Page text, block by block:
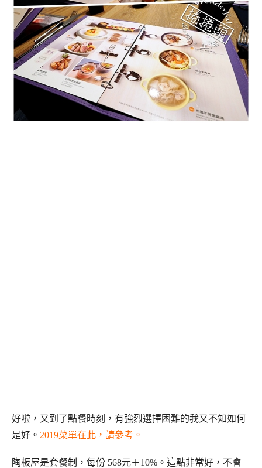
好啦，又到了點餐時刻，有強烈選擇困難的我又不知如何
是好。 2019菜單在此，請參考。
陶板屋是套餐制，每份 568元＋10%。這點非常好，不會